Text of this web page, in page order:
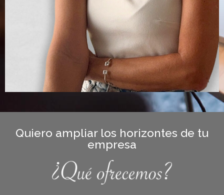
Quiero ampliar los horizontes de tu
empresa